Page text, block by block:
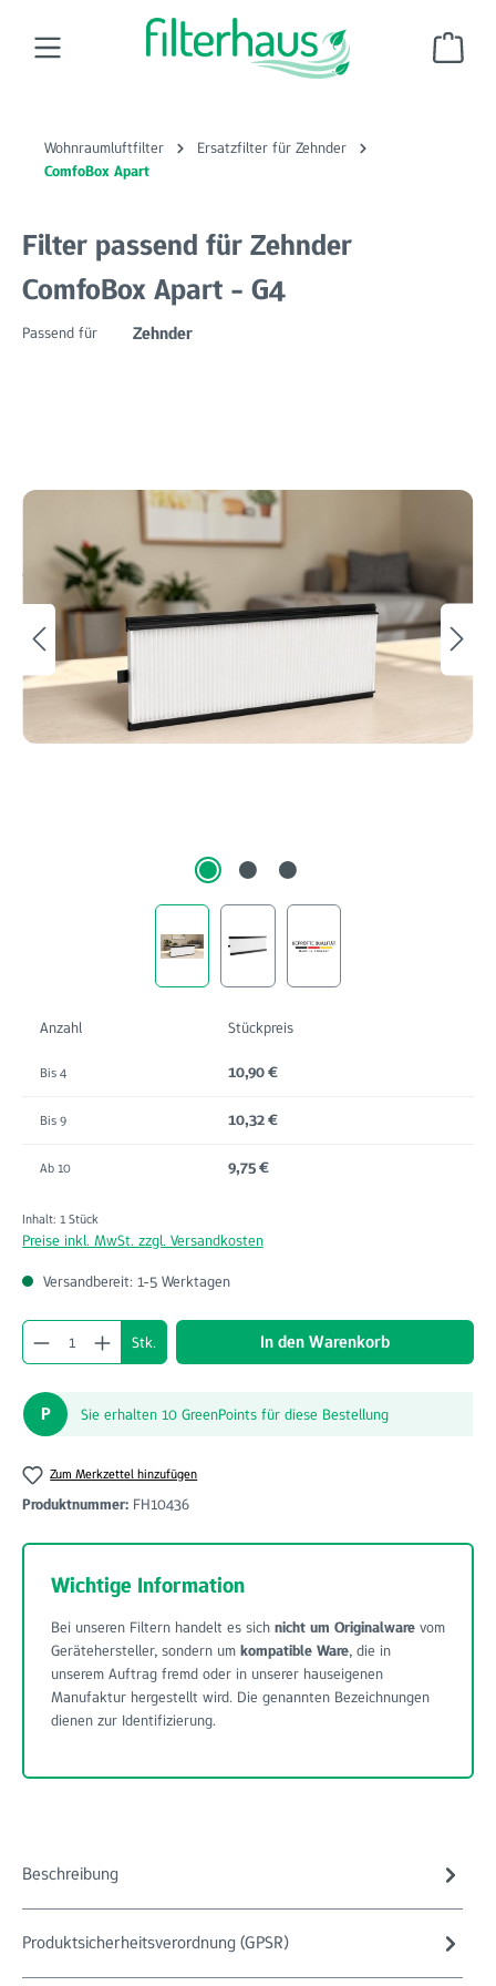
Zum Hauptinhalt springen
Wohnraumluftfilter
Ersatzfilter für Zehnder
ComfoBox Apart
Filter passend für Zehnder
ComfoBox Apart - G4
Passend für Zehnder
Anzahl Stückpreis
Bis4 10,90 €
Bis9 10,32 €
Ab10 9,75 €
Inhalt: 1 Stück
Preise inkl. MwSt. zzgl. Versandkosten
Versandbereit: 1-5 Werktagen
Produkt Anzahl: Gib den gewünschten Wert
Stk. In den Warenkorb
P Sie erhalten 10 GreenPoints für diese Bestellung
Zum Merkzettel hinzufügen
Produktnummer: FH10436
Wichtige Information
Bei unseren Filtern handelt es sich nicht um Originalware vom
Gerätehersteller, sondern um kompatible Ware, die in
unserem Auftrag fremd oder in unserer hauseigenen
Manufaktur hergestellt wird. Die genannten Bezeichnungen
dienen zur Identifizierung.
Beschreibung
Produktsicherheitsverordnung (GPSR)